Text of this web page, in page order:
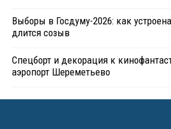
Выборы в Госдуму-2026: как
длится созыв
Спецборт и декорация к
аэропорт Шереметьево